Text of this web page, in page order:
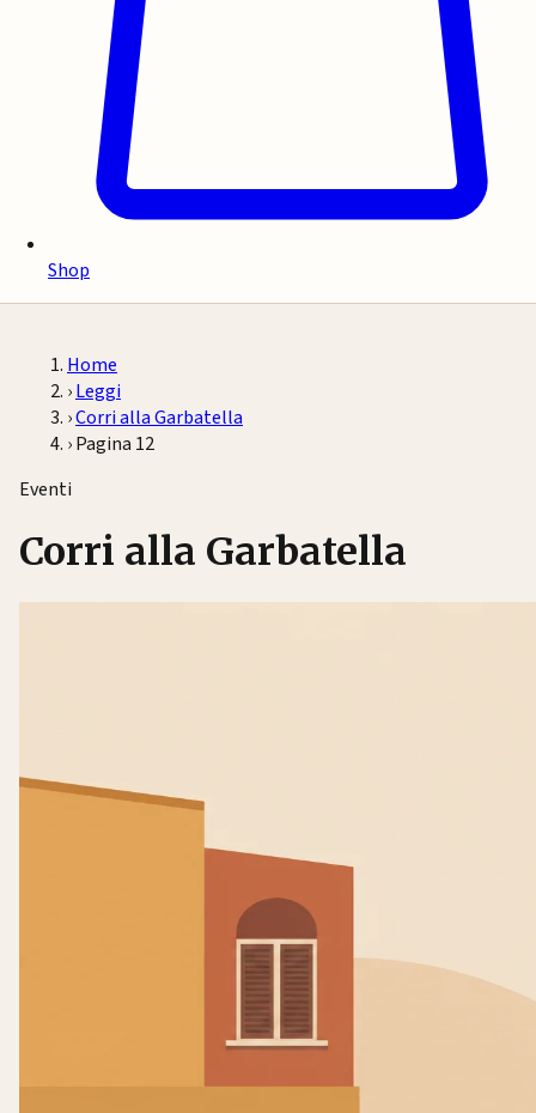
Shop
Home
›Leggi
›Corri alla Garbatella
›Pagina 12
Eventi
Corri alla Garbatella